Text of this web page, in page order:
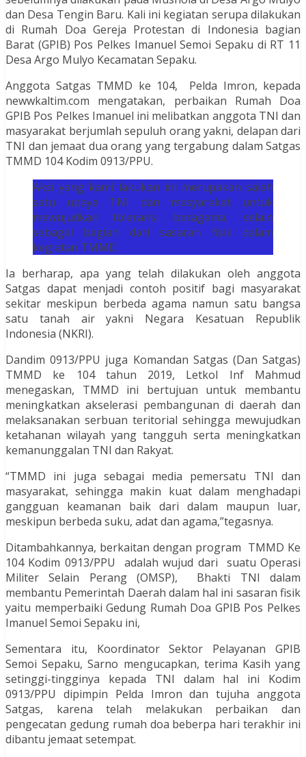
dan Desa Tengin Baru. Kali ini kegiatan serupa dilakukan
di Rumah Doa Gereja Protestan di Indonesia bagian
Barat (GPIB) Pos Pelkes Imanuel Semoi Sepaku di RT 11
Desa Argo Mulyo Kecamatan Sepaku.
Anggota Satgas TMMD ke 104, Pelda Imron, kepada
newwkaltim.com mengatakan, perbaikan Rumah Doa
GPIB Pos Pelkes Imanuel ini melibatkan anggota TNI dan
masyarakat berjumlah sepuluh orang yakni, delapan dari
TNI dan jemaat dua orang yang tergabung dalam Satgas
TMMD 104 Kodim 0913/PPU.
Aksi yang kami lakukan ini merupakan salah
satu upaya TNI dan masyarakat untuk
mewujudkan toleransi beragama, selain
sebagai bagian dari sasaran fisik dalam
kegiatan TMMD.
Ia berharap, apa yang telah dilakukan oleh anggota
Satgas dapat menjadi contoh positif bagi masyarakat
sekitar meskipun berbeda agama namun satu bangsa
satu tanah air yakni Negara Kesatuan Republik
Indonesia (NKRI).
Dandim 0913/PPU juga Komandan Satgas (Dan Satgas)
TMMD ke 104 tahun 2019, Letkol Inf Mahmud
menegaskan, TMMD ini bertujuan untuk membantu
meningkatkan akselerasi pembangunan di daerah dan
melaksanakan serbuan teritorial sehingga mewujudkan
ketahanan wilayah yang tangguh serta meningkatkan
kemanunggalan TNI dan Rakyat.
“TMMD ini juga sebagai media pemersatu TNI dan
masyarakat, sehingga makin kuat dalam menghadapi
gangguan keamanan baik dari dalam maupun luar,
meskipun berbeda suku, adat dan agama,”tegasnya.
Ditambahkannya, berkaitan dengan program TMMD Ke
104 Kodim 0913/PPU adalah wujud dari suatu Operasi
Militer Selain Perang (OMSP), Bhakti TNI dalam
membantu Pemerintah Daerah dalam hal ini sasaran fisik
yaitu memperbaiki Gedung Rumah Doa GPIB Pos Pelkes
Imanuel Semoi Sepaku ini,
Sementara itu, Koordinator Sektor Pelayanan GPIB
Semoi Sepaku, Sarno mengucapkan, terima Kasih yang
setinggi-tingginya kepada TNI dalam hal ini Kodim
0913/PPU dipimpin Pelda Imron dan tujuha anggota
Satgas, karena telah melakukan perbaikan dan
pengecatan gedung rumah doa beberpa hari terakhir ini
dibantu jemaat setempat.